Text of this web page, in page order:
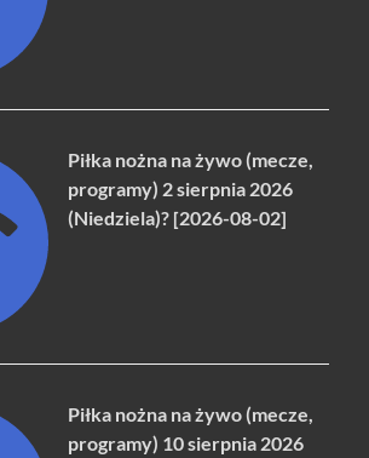
Piłka nożna na żywo (mecze,
programy) 2 sierpnia 2026
(Niedziela)? [2026-08-02]
Piłka nożna na żywo (mecze,
programy) 10 sierpnia 2026